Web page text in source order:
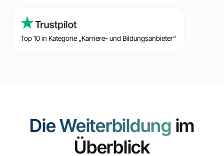
Top 10 in Kategorie „Karriere- und Bildungsanbieter“
Die Weiterbildung im
Überblick